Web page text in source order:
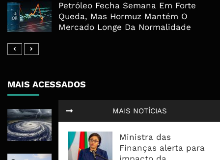
MAIS NOTÍCIAS
Ministra das
Finanças alerta para
Petróleo Fecha Semana Em Forte
Queda, Mas Hormuz Mantém O
Mercado Longe Da Normalidade
MAIS ACESSADOS
Tempestade Tropical GEZANI Poderá
Pessoas No Centro E Sul ...